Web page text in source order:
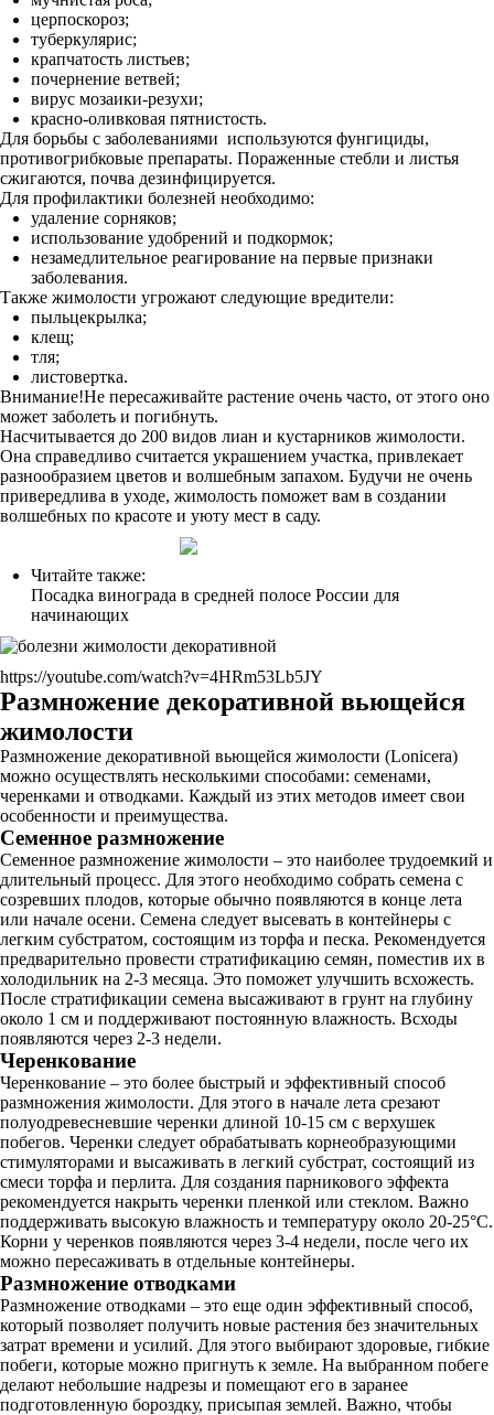
церпоскороз;
туберкулярис;
крапчатость листьев;
почернение ветвей;
вирус мозаики-резухи;
красно-оливковая пятнистость.
Для борьбы с заболеваниями используются фунгициды,
противогрибковые препараты. Пораженные стебли и листья
сжигаются, почва дезинфицируется.
Для профилактики болезней необходимо:
удаление сорняков;
использование удобрений и подкормок;
незамедлительное реагирование на первые признаки
заболевания.
Также жимолости угрожают следующие вредители:
пыльцекрылка;
клещ;
тля;
листовертка.
Внимание!Не пересаживайте растение очень часто, от этого оно
может заболеть и погибнуть.
Насчитывается до 200 видов лиан и кустарников жимолости.
Она справедливо считается украшением участка, привлекает
разнообразием цветов и волшебным запахом. Будучи не очень
привередлива в уходе, жимолость поможет вам в создании
волшебных по красоте и уюту мест в саду.
Читайте также:
Посадка винограда в средней полосе России для
начинающих
https://youtube.com/watch?v=4HRm53Lb5JY
Размножение декоративной вьющейся
жимолости
Размножение декоративной вьющейся жимолости (Lonicera)
можно осуществлять несколькими способами: семенами,
черенками и отводками. Каждый из этих методов имеет свои
особенности и преимущества.
Семенное размножение
Семенное размножение жимолости – это наиболее трудоемкий и
длительный процесс. Для этого необходимо собрать семена с
созревших плодов, которые обычно появляются в конце лета
или начале осени. Семена следует высевать в контейнеры с
легким субстратом, состоящим из торфа и песка. Рекомендуется
предварительно провести стратификацию семян, поместив их в
холодильник на 2-3 месяца. Это поможет улучшить всхожесть.
После стратификации семена высаживают в грунт на глубину
около 1 см и поддерживают постоянную влажность. Всходы
появляются через 2-3 недели.
Черенкование
Черенкование – это более быстрый и эффективный способ
размножения жимолости. Для этого в начале лета срезают
полуодревесневшие черенки длиной 10-15 см с верхушек
побегов. Черенки следует обрабатывать корнеобразующими
стимуляторами и высаживать в легкий субстрат, состоящий из
смеси торфа и перлита. Для создания парникового эффекта
рекомендуется накрыть черенки пленкой или стеклом. Важно
поддерживать высокую влажность и температуру около 20-25°C.
Корни у черенков появляются через 3-4 недели, после чего их
можно пересаживать в отдельные контейнеры.
Размножение отводками
Размножение отводками – это еще один эффективный способ,
который позволяет получить новые растения без значительных
затрат времени и усилий. Для этого выбирают здоровые, гибкие
побеги, которые можно пригнуть к земле. На выбранном побеге
делают небольшие надрезы и помещают его в заранее
подготовленную бороздку, присыпая землей. Важно, чтобы